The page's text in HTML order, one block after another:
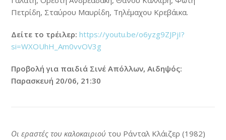
Πετρίδη, Σταύρου Μαυρίδη, Τηλέμαχου Κρεβάικα.
Δείτε το τρέιλερ: https://youtu.be/o6yzg9ZJPjI?
si=WXOUhH_Am0vvOV3g
Προβολή για παιδιά Σινέ Απόλλων, Αιδηψός:
Παρασκευή 20/06, 21:30
Οι εραστές του καλοκαιριού του Ράνταλ Κλάιζερ (1982)